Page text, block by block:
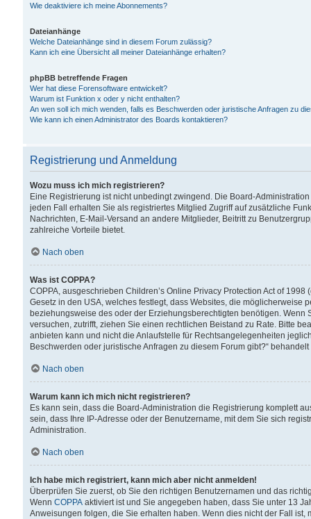
Wie deaktiviere ich meine Abonnements?
Dateianhänge
Welche Dateianhänge sind in diesem Forum zulässig?
Kann ich eine Übersicht all meiner Dateianhänge erhalten?
phpBB betreffende Fragen
Wer hat diese Forensoftware entwickelt?
Warum ist Funktion x oder y nicht enthalten?
An wen soll ich mich wenden, falls es Beschwerden oder juristische Anfragen zu
Wie kann ich einen Administrator des Boards kontaktieren?
Registrierung und Anmeldung
Wozu muss ich mich registrieren?
Eine Registrierung ist nicht unbedingt zwingend. Die Board-
jeden Fall erhalten Sie als registriertes Mitglied Zugriff auf zusätzliche
Nachrichten, E-Mail-Versand an andere Mitglieder, Beitritt zu
zahlreiche Vorteile bietet.
Nach oben
Was ist COPPA?
COPPA, ausgeschrieben Children’s Online Privacy Protection Act of
Gesetz in den USA, welches festlegt, dass Websites, die
beziehungsweise des oder der Erziehungsberechtigten benötigen.
versuchen, zutrifft, ziehen Sie einen rechtlichen Beistand zu Rate. Bitte
anbieten kann und nicht die Anlaufstelle für Rechtsangelegenheiten
Beschwerden oder juristische Anfragen zu diesem Forum gibt?“
Nach oben
Warum kann ich mich nicht registrieren?
Es kann sein, dass die Board-Administration die Registrierung komplett
sein, dass Ihre IP-Adresse oder der Benutzername, mit dem Sie sich
Administration.
Nach oben
Ich habe mich registriert, kann mich aber nicht anmelden!
Überprüfen Sie zuerst, ob Sie den richtigen Benutzernamen und das
Wenn COPPA aktiviert ist und Sie angegeben haben, dass Sie unter 13
Anweisungen folgen, die Sie erhalten haben. Wenn dies nicht der Fall